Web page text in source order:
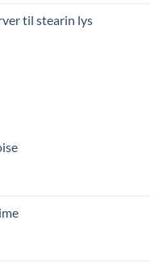
til stearin lys